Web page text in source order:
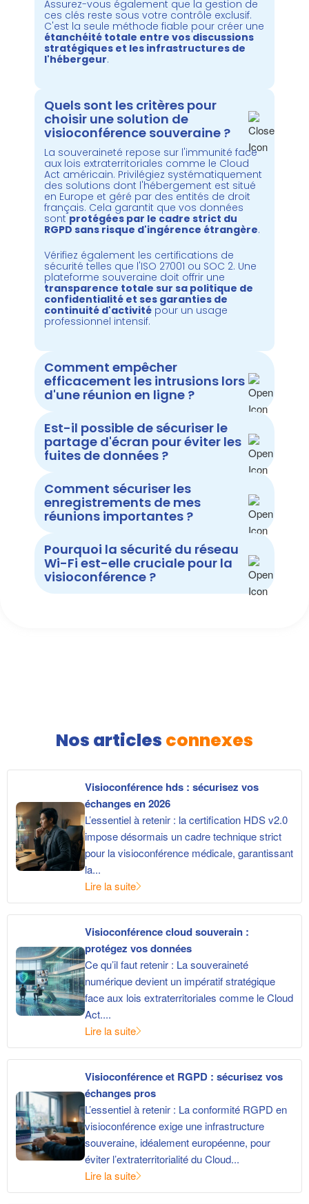
Assurez-vous également que la gestion de
ces clés reste sous votre contrôle exclusif.
C'est la seule méthode fiable pour créer une
étanchéité totale entre vos discussions
stratégiques et les infrastructures de
l'hébergeur.
Quels sont les critères pour
choisir une solution de
visioconférence souveraine ?
La souveraineté repose sur l'immunité face
aux lois extraterritoriales comme le Cloud
Act américain. Privilégiez systématiquement
des solutions dont l'hébergement est situé
en Europe et géré par des entités de droit
français. Cela garantit que vos données
sont protégées par le cadre strict du
RGPD sans risque d'ingérence étrangère.
Vérifiez également les certifications de
sécurité telles que l'ISO 27001 ou SOC 2. Une
plateforme souveraine doit offrir une
transparence totale sur sa politique de
confidentialité et ses garanties de
continuité d'activité pour un usage
professionnel intensif.
Comment empêcher
efficacement les intrusions lors
d'une réunion en ligne ?
Est-il possible de sécuriser le
partage d'écran pour éviter les
fuites de données ?
Comment sécuriser les
enregistrements de mes
réunions importantes ?
Pourquoi la sécurité du réseau
Wi-Fi est-elle cruciale pour la
visioconférence ?
Nos articles connexes
Visioconférence hds : sécurisez vos
échanges en 2026
L’essentiel à retenir : la certification HDS v2.0
impose désormais un cadre technique strict
pour la visioconférence médicale, garantissant
la...
Lire la suite
Visioconférence cloud souverain :
protégez vos données
Ce qu’il faut retenir : La souveraineté
numérique devient un impératif stratégique
face aux lois extraterritoriales comme le Cloud
Act....
Lire la suite
Visioconférence et RGPD : sécurisez vos
échanges pros
L’essentiel à retenir : La conformité RGPD en
visioconférence exige une infrastructure
souveraine, idéalement européenne, pour
éviter l’extraterritorialité du Cloud...
Lire la suite